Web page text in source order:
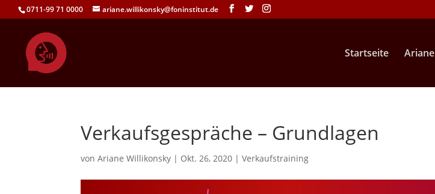
0711-99 71 0000 ariane.willikonsky@foninstitut.de
Startseite Ariane
Verkaufsgespräche – Grundlagen
vonAriane Willikonsky | Okt. 26, 2020 |Verkaufstraining